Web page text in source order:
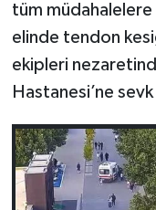
tüm müdahalelere
elinde tendon
ekipleri
Hastanesi’ne